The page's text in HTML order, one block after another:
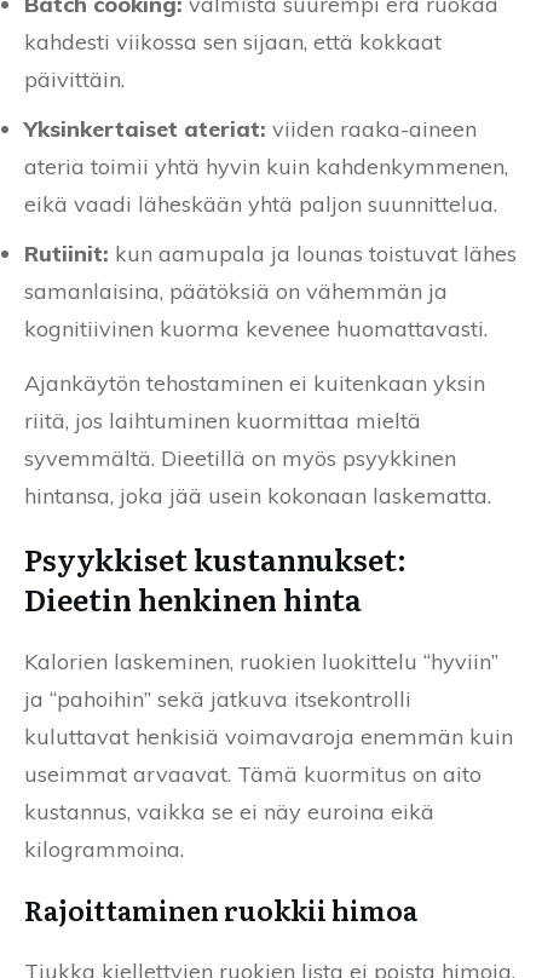
kahdesti viikossa sen sijaan, että kokkaat
päivittäin.
Yksinkertaiset ateriat: viiden raaka-aineen
ateria toimii yhtä hyvin kuin kahdenkymmenen,
eikä vaadi läheskään yhtä paljon suunnittelua.
Rutiinit: kun aamupala ja lounas toistuvat lähes
samanlaisina, päätöksiä on vähemmän ja
kognitiivinen kuorma kevenee huomattavasti.
Ajankäytön tehostaminen ei kuitenkaan yksin
riitä, jos laihtuminen kuormittaa mieltä
syvemmältä. Dieetillä on myös psyykkinen
hintansa, joka jää usein kokonaan laskematta.
Psyykkiset kustannukset:
Dieetin henkinen hinta
Kalorien laskeminen, ruokien luokittelu “hyviin”
ja “pahoihin” sekä jatkuva itsekontrolli
kuluttavat henkisiä voimavaroja enemmän kuin
useimmat arvaavat. Tämä kuormitus on aito
kustannus, vaikka se ei näy euroina eikä
kilogrammoina.
Rajoittaminen ruokkii himoa
Tiukka kiellettyjen ruokien lista ei poista himoja,